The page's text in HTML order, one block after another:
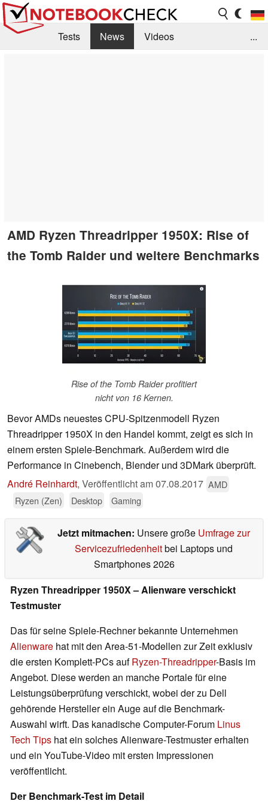
Tests News
Videos
...
AMD Ryzen Threadripper 1950X: Rise of
the Tomb Raider und weitere Benchmarks
Rise of the Tomb Raider profitiert
nicht von 16 Kernen.
Bevor AMDs neuestes CPU-Spitzenmodell Ryzen
Threadripper 1950X in den Handel kommt, zeigt es sich in
einem ersten Spiele-Benchmark. Außerdem wird die
Performance in Cinebench, Blender und 3DMark überprüft.
André Reinhardt, Veröffentlicht am07.08.2017 AMD
Ryzen (Zen)
Desktop Gaming
Jetzt mitmachen: Unsere große Umfrage zur
Servicezufriedenheitbei Laptops und
Smartphones 2026
Ryzen Threadripper 1950X – Alienware verschickt
Testmuster
Das für seine Spiele-Rechner bekannte Unternehmen
Alienware hat mit den Area-51-Modellen zur Zeit exklusiv
die ersten Komplett-PCs aufRyzen-Threadripper-Basis im
Angebot. Diese werden an manche Portale für eine
Leistungsüberprüfung verschickt, wobei der zu Dell
gehörende Hersteller ein Auge auf die Benchmark-
Auswahl wirft. Das kanadische Computer-Forum Linus
Tech Tips hat ein solches Alienware-Testmuster erhalten
und ein YouTube-Video mit ersten Impressionen
veröffentlicht.
Der Benchmark-Test im Detail